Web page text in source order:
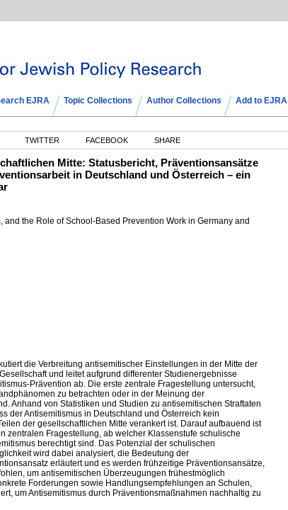
EJRA Topic Collections Author Collections Add to EJRA
TWITTER FACEBOOK SHARE
Mitte: Statusbericht, Präventionsansätze
in Deutschland und Österreich – ein
and the Role of School-Based Prevention Work in Germany and
die Verbreitung antisemitischer Einstellungen in der Mitte der
und leitet aufgrund differenter Studienergebnisse
Prävention ab. Die erste zentrale Fragestellung untersucht,
zu betrachten oder in der Meinung der
Anhand von Statistiken und Studien zu antisemitischen Straftaten
der Antisemitismus in Deutschland und Österreich kein
der gesellschaftlichen Mitte verankert ist. Darauf aufbauend ist
zentralen Fragestellung, ab welcher Klassenstufe schulische
berechtigt sind. Das Potenzial der schulischen
wird dabei analysiert, die Bedeutung der
erläutert und es werden frühzeitige Präventionsansätze,
um antisemitischen Überzeugungen frühestmöglich
Forderungen sowie Handlungsempfehlungen an Schulen,
um Antisemitismus durch Präventionsmaßnahmen nachhaltig zu